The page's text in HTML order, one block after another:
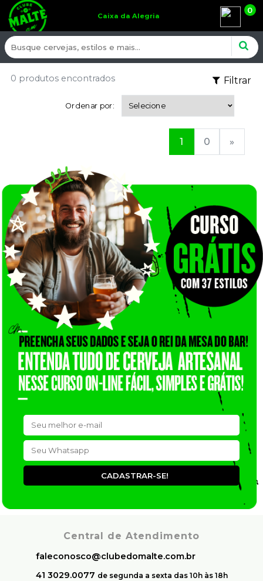
Caixa da Alegria
0
Filtrar
0 produtos encontrados
Ordenar por:
1 0 »
CADASTRAR-SE!
Central de Atendimento
faleconosco@clubedomalte.com.br
41 3029.0077 de segunda a sexta das 10h às 18h